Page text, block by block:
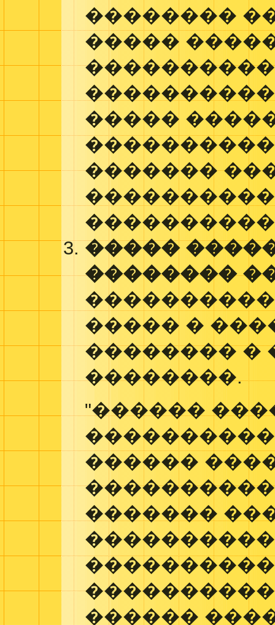
��������
�����
�����
�������
�����
��������
����� �
�������� �
��������.
"������
������
�������
������